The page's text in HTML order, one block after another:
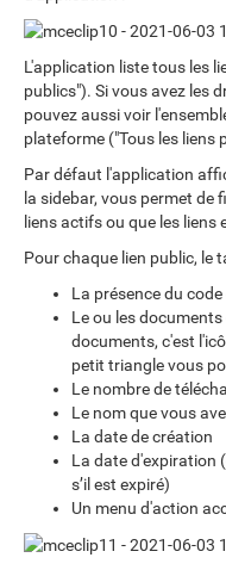
L'application liste tous les
publics"). Si vous avez les
pouvez aussi voir
plateforme ("Tous les liens
Par défaut l'application
la sidebar, vous permet de
liens actifs ou que les liens
Pour chaque lien public, le
La présence du
Le ou les
documents, c'est
petit triangle vous
Le nombre de
Le nom que vous
La date de création
La date d'expiration
s’il est expiré)
Un menu d'action